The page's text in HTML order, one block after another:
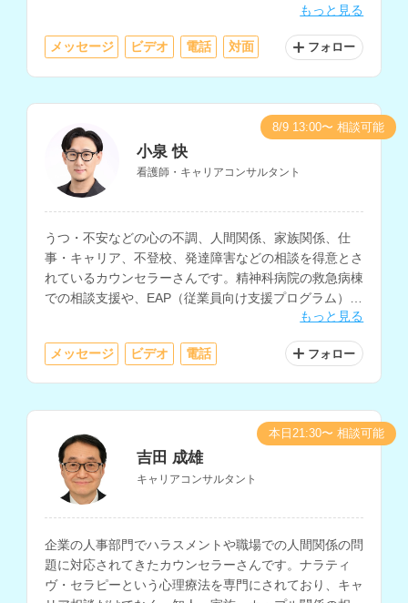
すめです。ピアノプレーヤーとして音楽による機能訓練
もっと見る
メッセージ ビデオ 電話 対面 フォロー
小泉 快
看護師・キャリアコンサルタント
うつ・不安などの心の不調、人間関係、家族関係、仕
事・キャリア、不登校、発達障害などの相談を得意とさ
れているカウンセラーさんです。精神科病院の救急病棟
での相談支援や、EAP（従業員向け支援プログラム）で
のメンタルヘルス相談、精神科訪問看護の経験もお持ち
もっと見る
メッセージ ビデオ 電話 フォロー
8/9 13:00〜 相談可能
吉田 成雄
キャリアコンサルタント
企業の人事部門でハラスメントや職場での人間関係の問
題に対応されてきたカウンセラーさんです。ナラティ
ヴ・セラピーという心理療法を専門にされており、キャ
本日21:30〜 相談可能